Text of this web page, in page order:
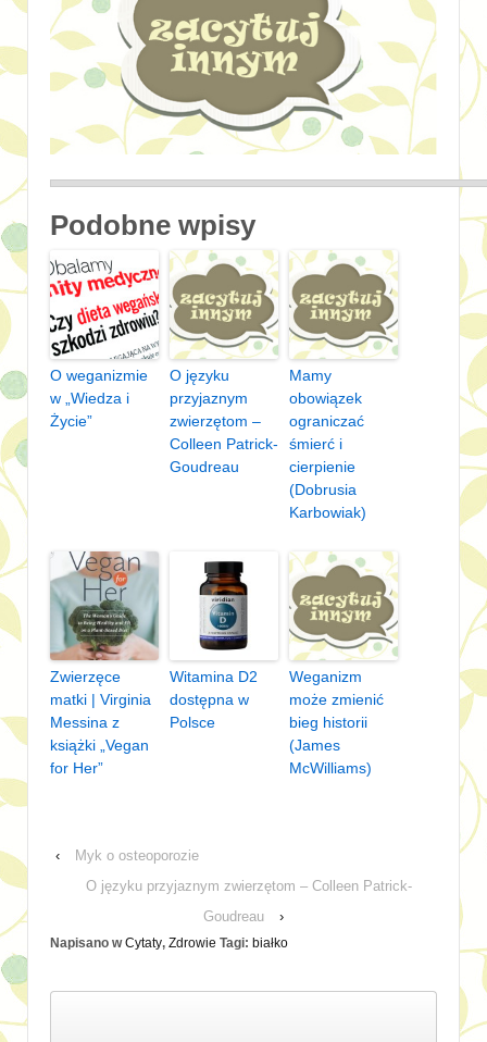
Podobne wpisy
O weganizmie
w „Wiedza i
Życie”
O języku
przyjaznym
zwierzętom –
Colleen Patrick-
Goudreau
Mamy
obowiązek
ograniczać
śmierć i
cierpienie
(Dobrusia
Karbowiak)
Zwierzęce
matki | Virginia
Messina z
książki „Vegan
for Her”
Witamina D2
dostępna w
Polsce
Weganizm
może zmienić
bieg historii
(James
McWilliams)
‹
Myk o osteoporozie
O języku przyjaznym zwierzętom – Colleen Patrick-
Goudreau
›
Napisano wCytaty, Zdrowie Tagi: białko